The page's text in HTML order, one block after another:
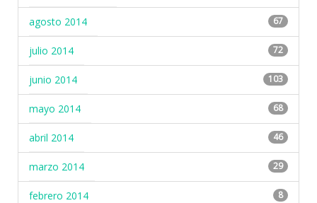
agosto 2014 67
julio 2014 72
junio 2014 103
mayo 2014 68
abril 2014 46
marzo 2014 29
febrero 2014 8